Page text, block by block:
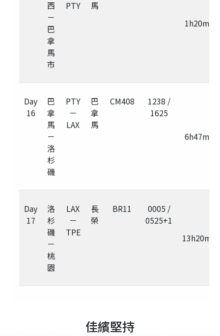
西
－
巴
拿
馬
市
PTY
馬
1h20m
Day
16
巴
拿
馬
－
洛
杉
磯
PTY
－
LAX
巴
拿
馬
CM408
1238 /
1625
6h47m
Day
17
洛
杉
磯
－
桃
園
LAX
－
TPE
長
榮
BR11
0005 /
0525+1
13h20m
佳繽堅持